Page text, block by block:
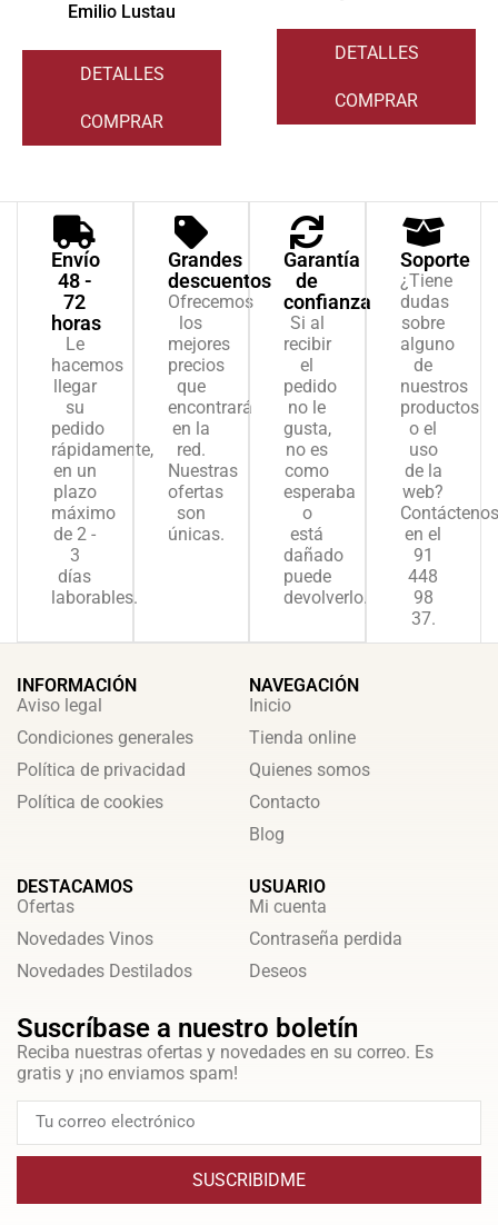
Emilio Lustau
DETALLES
COMPRAR
DETALLES
COMPRAR
Envío
48 -
72
horas
Le
hacemos
llegar
su
pedido
rápidamente,
en un
plazo
máximo
de 2 -
3
días
laborables.
Grandes
descuentos
Ofrecemos
los
mejores
precios
que
encontrará
en la
red.
Nuestras
ofertas
son
únicas.
Garantía
de
confianza
Si al
recibir
el
pedido
no le
gusta,
no es
como
esperaba
o
está
dañado
puede
devolverlo.
Soporte
¿Tiene
dudas
sobre
alguno
de
nuestros
productos
o el
uso
de la
web?
Contáctenos
en el
91
448
98
37.
INFORMACIÓN
Aviso legal
Condiciones generales
Política de privacidad
Política de cookies
NAVEGACIÓN
Inicio
Tienda online
Quienes somos
Contacto
Blog
DESTACAMOS
Ofertas
Novedades Vinos
Novedades Destilados
USUARIO
Mi cuenta
Contraseña perdida
Deseos
Suscríbase a nuestro boletín
Reciba nuestras ofertas y novedades en su correo. Es
gratis y ¡no enviamos spam!
SUSCRIBIDME